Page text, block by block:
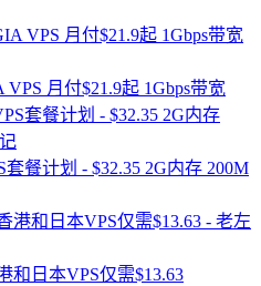
月付$21.9起 1Gbps带宽
套餐计划 - $32.35 2G内存 200M
和日本VPS仅需$13.63